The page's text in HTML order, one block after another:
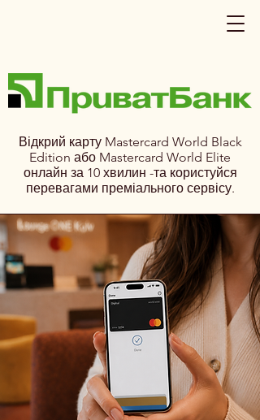
Відкрий карту Mastercard World Black
Edition або Mastercard World Elite
онлайн за 10 хвилин -та користуйся
перевагами преміального сервісу.